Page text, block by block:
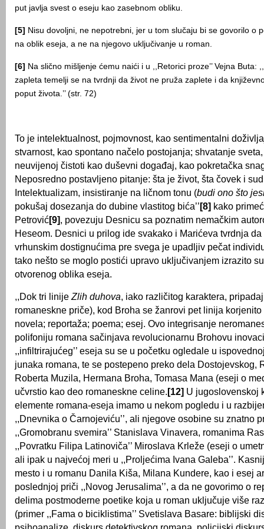
put javlja svest o eseju kao zasebnom obliku.
[5] Nisu dovoljni, ne nepotrebni, jer u tom slučaju bi se govorilo o
na oblik eseja, a ne na njegovo uključivanje u roman.
[6] Na slično mišljenje ćemu naići i u ,,Retorici proze’’ Vejna Buta:
zapleta temelji se na tvrdnji da život ne pruža zaplete i da
poput života.’’ (str. 72)
To je intelektualnost, pojmovnost, kao sentimentalni
stvarnost, kao spontano načelo postojanja; shvatanje
neuvijenoj čistoti kao duševni događaj, kao pokretačka
Neposredno postavljeno pitanje: šta je život, šta čovek i
Intelektualizam, insistiranje na ličnom tonu (budi ono što
pokušaj dosezanja do dubine vlastitog bića’’[8] kako
Petrović[9], povezuju Desnicu sa poznatim nemačkim
Heseom. Desnici u prilog ide svakako i Marićeva tvrdnja da
vrhunskim dostignućima pre svega je upadljiv pečat
tako nešto se moglo postići upravo uključivanjem izrazito
otvorenog oblika eseja.
,,Dok tri linije Zlih duhova, iako različitog karaktera,
romaneskne priče), kod Broha se žanrovi pet linija
novela; reportaža; poema; esej. Ovo integrisanje
polifoniju romana sačinjava revolucionarnu Brohovu
,,infiltrirajućeg’’ eseja su se u početku ogledale u
junaka romana, te se postepeno preko dela Dostojevskog,
Roberta Muzila, Hermana Broha, Tomasa Mana (eseji o
učvrstio kao deo romaneskne celine.[12] U jugoslovenskoj
elemente romana-eseja imamo u nekom pogledu i u
,,Dnevnika o Čarnojeviću’’, ali njegove osobine su znatno
,,Gromobranu svemira’’ Stanislava Vinavera, romanima
,,Povratku Filipa Latinoviča’’ Miroslava Krleže (eseji o
ali ipak u najvećoj meri u ,,Proljećima Ivana Galeba’’.
mesto i u romanu Danila Kiša, Milana Kundere, kao i esej
poslednjoj priči ,,Novog Jerusalima’’, a da ne govorimo o
delima postmoderne poetike koja u roman uključuje više
(primer ,,Fama o biciklistima’’ Svetislava Basare: biblijski